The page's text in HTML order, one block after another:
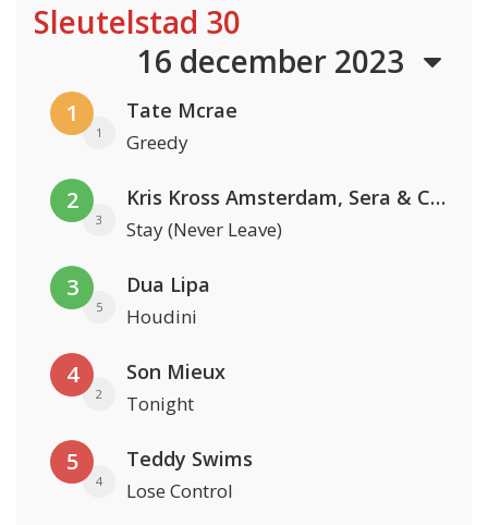
Sleutelstad 30
16 december 2023
1
1
Tate Mcrae
Greedy
2
3
Kris Kross Amsterdam, Sera & Conor Maynard
Stay (Never Leave)
3
5
Dua Lipa
Houdini
4
2
Son Mieux
Tonight
5
4
Teddy Swims
Lose Control